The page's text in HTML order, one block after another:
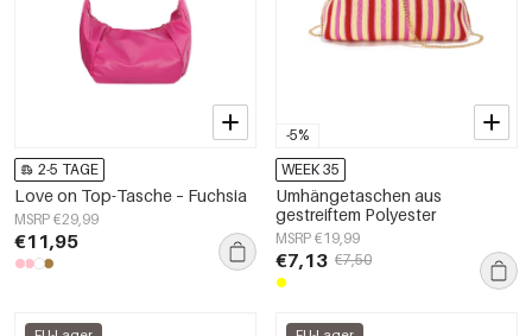
2-5 TAGE
Love on Top-Tasche – Fuchsia
MSRP €29,99
€11,95
-5%
WEEK 35
Umhängetaschen aus
gestreiftem Polyester
MSRP €19,99
€7,13 €7,50